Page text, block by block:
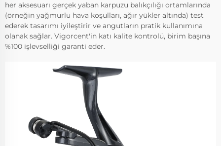
her aksesuarı gerçek yaban karpuzu balıkçılığı ortamlarında
(örneğin yağmurlu hava koşulları, ağır yükler altında) test
ederek tasarımı iyileştirir ve angutların pratik kullanımına
olanak sağlar. Vigorcent'in katı kalite kontrolü, birim başına
%100 işlevselliği garanti eder.